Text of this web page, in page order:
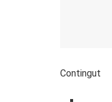
Contingut